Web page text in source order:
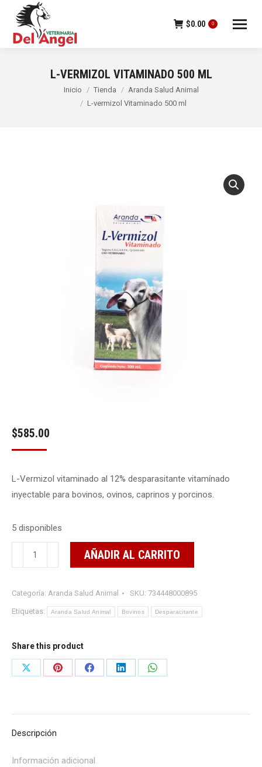
$0.00 0
L-VERMIZOL VITAMINADO 500 ML
Inicio Tienda
Aranda Salud Animal
L-vermizol Vitaminado 500 ml
$585.00
L-Vermizol vitaminado al 12% desparasitante vitamínado
inyectable para bovinos, ovinos, caprinos y porcinos.
5 disponibles
vermizol
500
ml
AÑADIR AL CARRITO
Categoría: Aranda Salud Animal SKU: 734448000895
Etiquetas: Aranda Salud Animal Bovinos Desparacitante
Share this product
Share
Share
Share
Share
Share
Descripción
Información adicional